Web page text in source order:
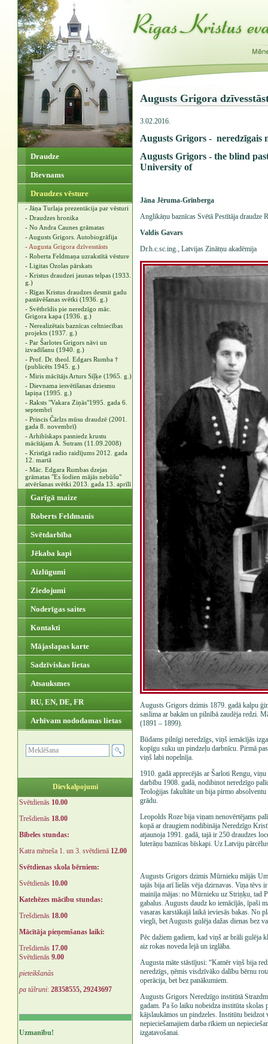
Draudze
Dievnams
Draudzes vēsture
- Jāņa Turlaja prezentācija par vēsturi
- Draudzes hronika
- No Andra Caunes grāmatas
- Augusts Grigors. Autobiogrāfija
- Augusta Grigora dzīvesstāsts
- Roberta Feldmaņa uzrakstītā vēsture
- Ligitas Ozolas pārskats
- Kristus draudzei jaunas telpas (1933.
g.)
- Rīgas Kristus draudzes desmit gadu
pastāvēšanas svētki (1936. g.)
- Svētbrīdis pie neredzīgo māc.
Grigora kapa (1936. g.)
- Nerealizētais baznīcas celtniecības
projekts (1937. g.)
- Par Šarlotes Grigors nāvi un
izvadīšanu (1940. g.)
- Prof. Dr. theol. Edgars Rumba †
(publicēts 1945. g.)
- Miris mācītājs Arturs Siļķe (1965. g.)
- Dievnama iesvētīšanas dziesmu
lapiņa (1995. g.)
- Raksts "Vakara Ziņās"1995. gada 6.
septembrī
- Princis Čārlzs mūsu draudzē (2001.
gada 8. novembrī)
- Arhibīskaps pasniedz krustu
mācītājam A. Sutram (11.09.2008)
- Kristīgā radio raidījums 2012. gada
12. martā
- Māc. Edgara Rumbas dzejas
grāmatas "Es šodien mājās nebūšu"
atvēršanas svētki 2013. gada 13. aprīlī
Garīgā maize
Roberts Feldmanis
Svētdarbība
Jēkaba kapi
Aizlūgumi
Ziedojumi
Noderīgas saites
Kontakti
Mājaslapas karte
Sadzīviskas lietas
Atsauksmes
RU, EN, DE, FR
Arhīvam nododamas lietas
Dievkalpojumi
Svētdienās 10.00
Trešdienās 18.00
Bībeles stundas:
Katra mēneša 1. un 3. svētdienā 12.00
Svētdienas skola bērniem:
Svētdienās 10.00
Katehēzes mācību stundas:
Trešdienās 18.00
Mācītāja pieņemšanas laiki:
Trešdienās 17.00
Svētdienās 9.00
pieteikšanās
pa tālruni: 28358555, 29243697
Uzmanību!
Augusts Grigora
3.02.2016.
Augusts Grigors - neredzīgais
Augusts Grigors - the blind
University of
Jāna Jēruma-Grīnberga
Anglikāņu baznīcas Svētā Pestītāja draudze
Valdis Gavars
Dr.h.c.sc.ing., Latvijas Zinātņu akadēmija
Augusts Grigors dzimis 1879. gadā kalpu
saslima ar bakām un pilnībā zaudēja redzi.
(1891 – 1899).
Būdams pilnīgi neredzīgs, viņš iemācījās
kopīgu suku un pindzeļu darbnīcu. Pirmā
viņš labi nopelnīja.
1910. gadā apprecējās ar Šarloti Rengu,
darbību 1908. gadā, nodibinot neredzīgo
Teoloģijas fakultāte un bija pirmo
grādu.
Leopolds Roze bija viņam nenovērtējams
kopā ar draugiem nodibināja Neredzīgo
atjaunoja 1991. gadā, tajā ir 250 draudzes
luterāņu baznīcas bīskapi. Uz Latviju
Augusts Grigors dzimis Mūrnieku mājās
tajās bija arī lielās vēja dzirnavas. Viņa tēvs
mainīja mājas: no Mūrnieku uz Striņķu, tad
gabalus. Augusts daudz ko iemācījās, īpaši
vasaras karstākajā laikā ieviesās bakas. No
viegli, bet Augusts gulēja dažas dienas bez
Pēc dažiem gadiem, kad viņš ar brāli gulēja
aiz rokas noveda lejā un izglāba.
Augusta māte stāstījusi: “Kamēr viņš bija
neredzīgs, ņēmis visdzīvāko dalību bērnu
operācija, bet bez panākumiem.
Augusts Grigors Neredzīgo institūtā
gadam. Pa šo laiku nobeidza institūta
kājslaukāmos un pindzeles. Institūtu beidzot
nepieciešamajiem darba rīkiem un
izgatavošanai.